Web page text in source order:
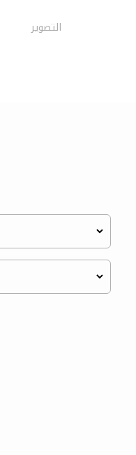
التصوير